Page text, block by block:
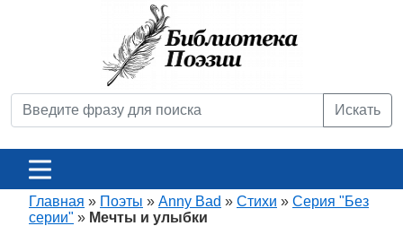
Искать
Главная » Поэты » Anny Bad » Стихи » Серия "Без
серии" » Мечты и улыбки